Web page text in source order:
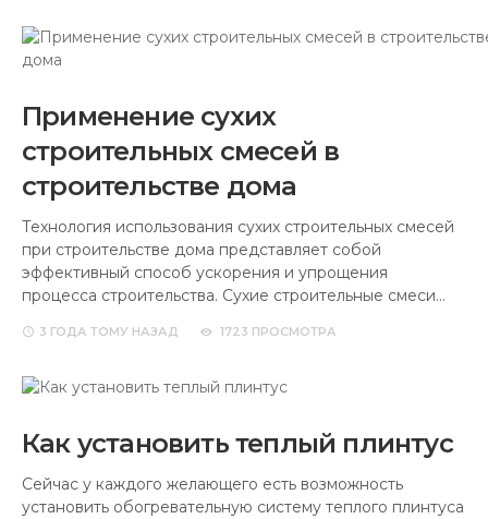
Применение сухих
строительных смесей в
строительстве дома
Технология использования сухих строительных смесей
при строительстве дома представляет собой
эффективный способ ускорения и упрощения
процесса строительства. Сухие строительные смеси…
3 ГОДА ТОМУ НАЗАД 1723 ПРОСМОТРА
Как установить теплый плинтус
Сейчас у каждого желающего есть возможность
установить обогревательную систему теплого плинтуса